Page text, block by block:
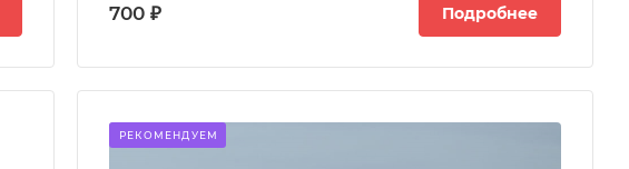
700 ₽ Подробнее
РЕКОМЕНДУЕМ